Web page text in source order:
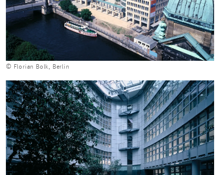
© Florian Bolk, Berlin